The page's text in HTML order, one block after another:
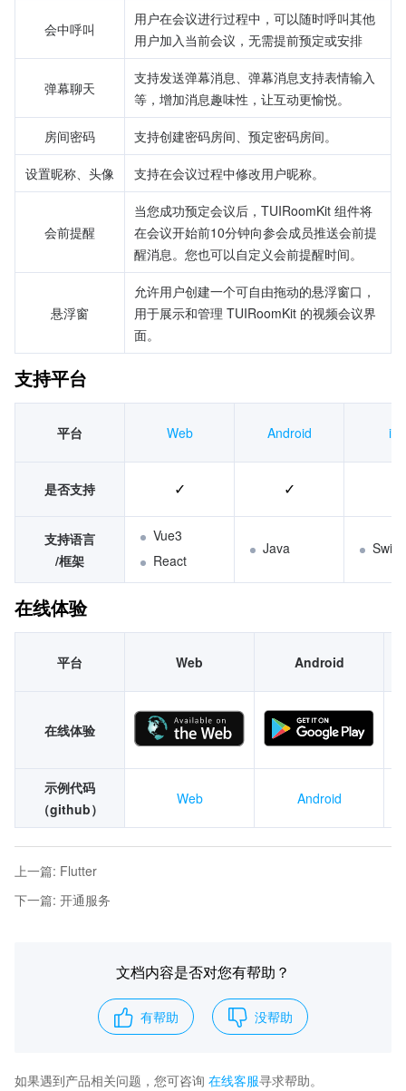
会中呼叫
用户在会议进行过程中，可以随时呼叫其他
用户加入当前会议，无需提前预定或安排
弹幕聊天
支持发送弹幕消息、弹幕消息支持表情输入
等，增加消息趣味性，让互动更愉悦。
房间密码 支持创建密码房间、预定密码房间。
设置昵称、头像 支持在会议过程中修改用户昵称。
会前提醒
当您成功预定会议后，TUIRoomKit 组件将
在会议开始前10分钟向参会成员推送会前提
醒消息。您也可以自定义会前提醒时间。
悬浮窗
允许用户创建一个可自由拖动的悬浮窗口，
用于展示和管理 TUIRoomKit 的视频会议界
面。
支持平台
平台 Web Android
是否支持
支持语言
/框架
Vue3
React
Java Swift
在线体验
平台 Web Android
在线体验
示例代码
（github）
Web Android
上一篇: Flutter
下一篇: 开通服务
文档内容是否对您有帮助？
有帮助 没帮助
如果遇到产品相关问题，您可咨询 在线客服寻求帮助。